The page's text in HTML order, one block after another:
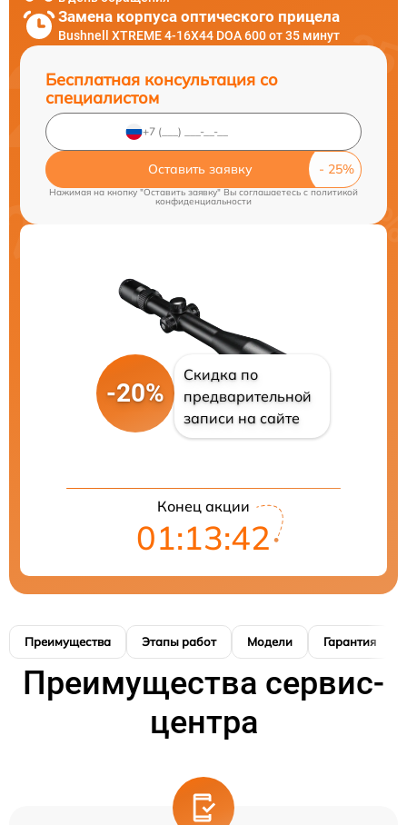
Замена корпуса оптического прицела
Bushnell XTREME 4-16X44 DOA 600 от 35 минут
Бесплатная консультация со
специалистом
Оставить заявку
Нажимая на кнопку "Оставить заявку" Вы соглашаетесь cполитикой
конфиденциальности
-20%
Скидка по
предварительной
записи на сайте
Конец акции
01:13:41
Преимущества Этапы работ Модели Гарантия
Преимущества сервис-
центра